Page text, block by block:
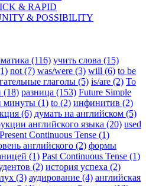
& RAPID
& POSSIBILITY
(116) учить слова (15)
not (7) was/were (3) will (6) to be
глаголы (5) is/are (2) To
(18) разница (153) Future Simple
минуты (1) to (2) инфинитив (2)
(6) думать на английском (5)
английского языка (20) used
Present Continuous Tense (1)
английского (2) формы
(1) Past Continuous Tense (1)
(2) история успеха (2)
(3) аудирование (4) английская